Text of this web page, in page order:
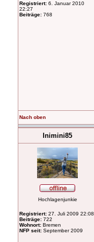
Registriert: 6. Januar 2010
22:27
Beiträge: 768
Nach oben
Inimini85
Hochlagenjunkie
Registriert: 27. Juli 2009 22:08
Beiträge: 722
Wohnort: Bremen
NFP seit: September 2009